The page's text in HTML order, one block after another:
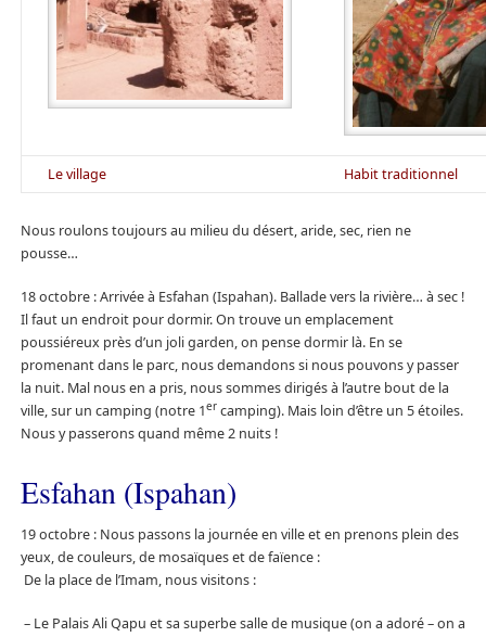
Le village Habit traditionnel
Nous roulons toujours au milieu du désert, aride, sec, rien ne
pousse…
18 octobre : Arrivée à Esfahan (Ispahan). Ballade vers la rivière… à sec !
Il faut un endroit pour dormir. On trouve un emplacement
poussiéreux près d’un joli garden, on pense dormir là. En se
promenant dans le parc, nous demandons si nous pouvons y passer
la nuit. Mal nous en a pris, nous sommes dirigés à l’autre bout de la
ville, sur un camping (notre 1ercamping). Mais loin d’être un 5 étoiles.
Nous y passerons quand même 2 nuits !
Esfahan (Ispahan)
19 octobre : Nous passons la journée en ville et en prenons plein des
yeux, de couleurs, de mosaïques et de faïence :
De la place de l’Imam, nous visitons :
– Le Palais Ali Qapu et sa superbe salle de musique (on a adoré – on a